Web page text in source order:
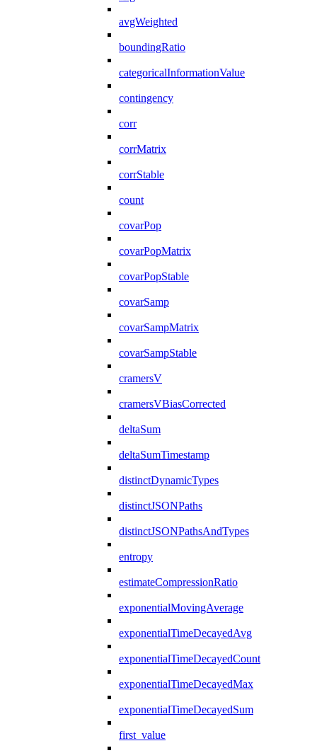
avgWeighted
boundingRatio
categoricalInformationValue
contingency
corr
corrMatrix
corrStable
count
covarPop
covarPopMatrix
covarPopStable
covarSamp
covarSampMatrix
covarSampStable
cramersV
cramersVBiasCorrected
deltaSum
deltaSumTimestamp
distinctDynamicTypes
distinctJSONPaths
distinctJSONPathsAndTypes
entropy
estimateCompressionRatio
exponentialMovingAverage
exponentialTimeDecayedAvg
exponentialTimeDecayedCount
exponentialTimeDecayedMax
exponentialTimeDecayedSum
first_value